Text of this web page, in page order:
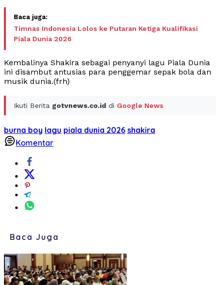
Timnas Indonesia Lolos ke Putaran Ketiga Kualifikasi
Piala Dunia 2026
Kembalinya Shakira sebagai penyanyi lagu Piala Dunia
ini disambut antusias para penggemar sepak bola dan
musik dunia.(frh)
Ikuti Berita gotvnews.co.id di Google News
burna boy lagu piala dunia 2026 shakira
Komentar
Baca Juga